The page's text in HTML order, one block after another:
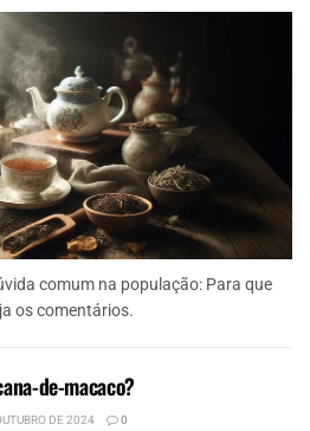
comum na população: Para que
os comentários.
de-macaco?
DE 2024 0